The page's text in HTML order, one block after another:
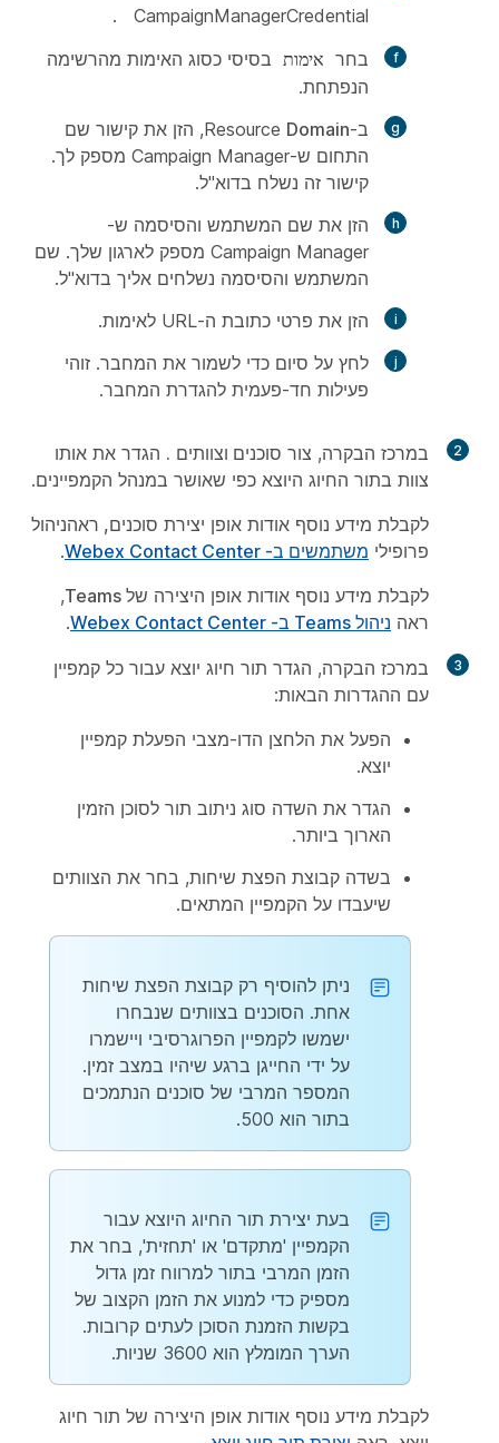
CampaignManagerCredential
.
בחר אימות בסיסי כסוג האימות מהרשימה
הנפתחת.
ב-ResourceDomain
, הזן את קישור שם
התחום ש-Campaign Manager מספק לך.
קישור זה נשלח בדוא"ל.
הזן את שם המשתמש והסיסמה ש-
Campaign Manager מספק לארגון שלך. שם
המשתמש והסיסמה נשלחים אליך בדוא"ל.
הזן את פרטי כתובת ה-URL לאימות.
לחץ על סיום כדי לשמור את המחבר. זוהי
פעילות חד-פעמית להגדרת המחבר.
2 במרכז הבקרה, צור סוכנים וצוותים . הגדר את אותו
צוות בתור החיוג היוצא כפי שאושר במנהל הקמפיינים.
לקבלת מידע נוסף אודות אופן יצירת סוכנים, ראהניהול
פרופילי משתמשים ב- Webex Contact Center
.
לקבלת מידע נוסף אודות אופן היצירה של Teams
,
ראה ניהול Teams ב- Webex Contact Center .
3 במרכז הבקרה, הגדר תור חיוג יוצא עבור כל קמפיין
עם ההגדרות הבאות:
הפעל את הלחצן הדו-מצבי הפעלת קמפיין
יוצא.
הגדר את השדה סוג ניתוב תור לסוכן הזמין
הארוך ביותר.
בשדה קבוצת הפצת שיחות, בחר את הצוותים
שיעבדו על הקמפיין המתאים.
ניתן להוסיף רק קבוצת הפצת שיחות
אחת. הסוכנים בצוותים שנבחרו
ישמשו לקמפיין הפרוגרסיבי ויישמרו
על ידי החייגן ברגע שיהיו במצב זמין.
המספר המרבי של סוכנים הנתמכים
בתור הוא 500.
בעת יצירת תור החיוג היוצא עבור
הקמפיין 'מתקדם' או 'תחזית', בחר את
הזמן המרבי בתור למרווח זמן גדול
מספיק כדי למנוע את הזמן הקצוב של
בקשות הזמנת הסוכן לעתים קרובות.
הערך המומלץ הוא 3600 שניות.
לקבלת מידע נוסף אודות אופן היצירה של תור חיוג